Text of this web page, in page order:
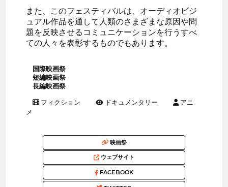
また、このフェスティバルは、オーディオビジ
ュアル作品を通して人類のさまざまな原因や問
題を反映させるコミュニケーションを行うすべ
ての人々を表彰するものでもあります。
国際映画祭
短編映画祭
長編映画祭
フィクション ドキュメンタリー
アニ
メ
映画祭
ウェブサイト
FACEBOOK